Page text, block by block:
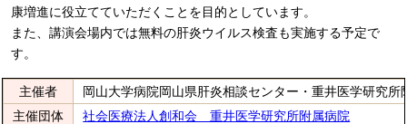
康増進に役立てていただくことを目的としています。
また、講演会場内では無料の肝炎ウイルス検査も実施する予定で
す。
主催者
岡山大学病院岡山県肝炎相談センター・重井医学研究所
主催団体
社会医療法人創和会 重井医学研究所附属病院